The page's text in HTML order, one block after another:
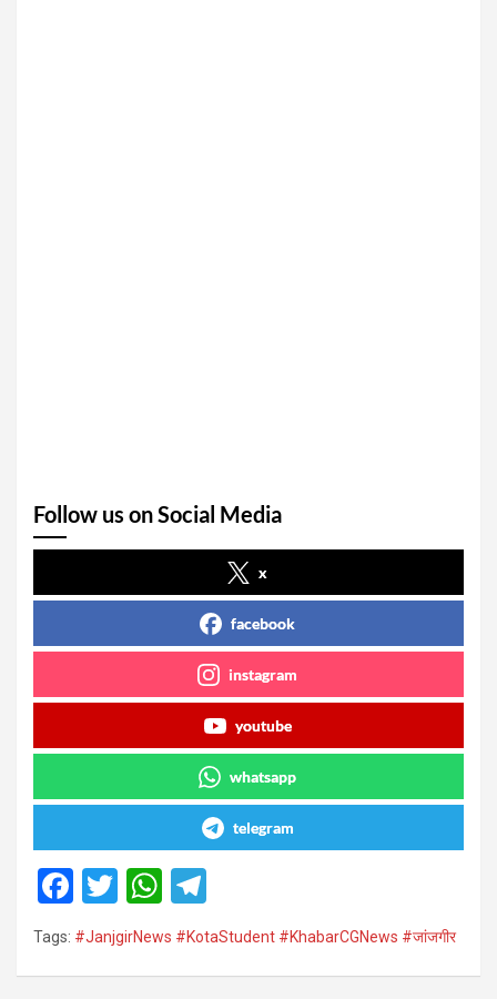
Follow us on Social Media
x
facebook
instagram
youtube
whatsapp
telegram
F
a
ce
T
wi
tt
W
h
at
el
e
Tags: #JanjgirNews #KotaStudent #KhabarCGNews #जांजगीर